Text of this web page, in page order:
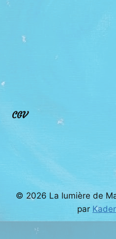
CGV
© 2026 La lumière de
par